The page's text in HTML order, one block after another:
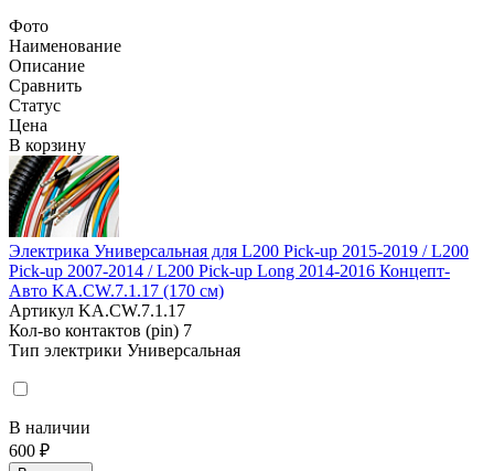
Фото
Наименование
Описание
Сравнить
Статус
Цена
В корзину
Электрика Универсальная для L200 Pick-up 2015-2019 / L200
Pick-up 2007-2014 / L200 Pick-up Long 2014-2016 Концепт-
Авто KA.CW.7.1.17 (170 см)
Артикул KA.CW.7.1.17
Кол-во контактов (pin) 7
Тип электрики Универсальная
В наличии
600 ₽